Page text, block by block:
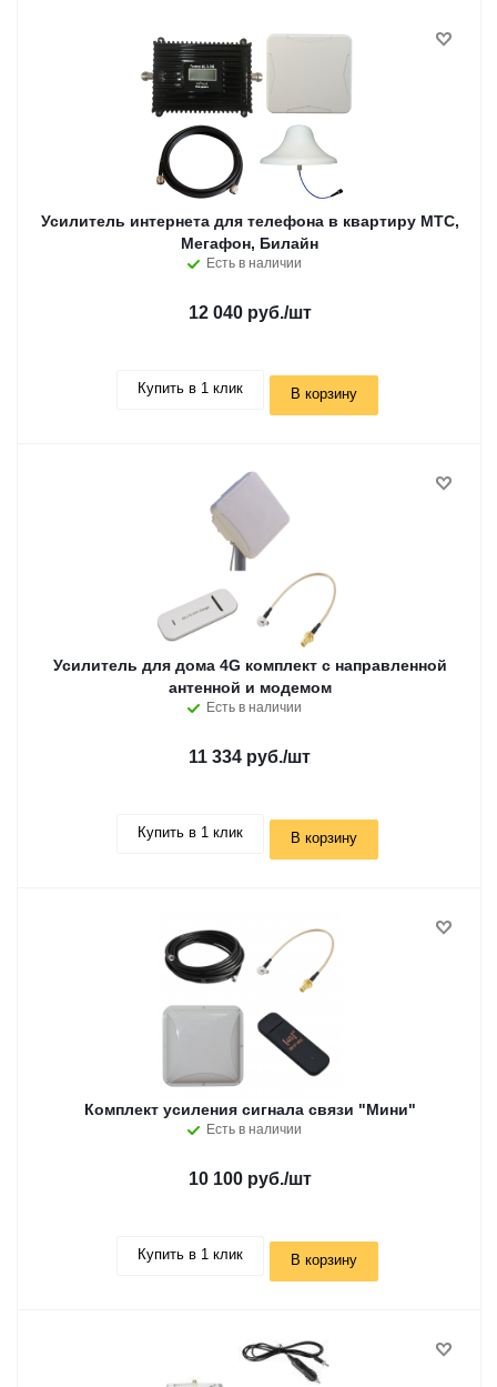
Усилитель интернета для телефона в квартиру МТС,
Мегафон, Билайн
Есть в наличии
12 040 руб./шт
Купить в 1 клик В корзину
Усилитель для дома 4G комплект с направленной
антенной и модемом
Есть в наличии
11 334 руб./шт
Купить в 1 клик В корзину
Комплект усиления сигнала связи "Мини"
Есть в наличии
10 100 руб./шт
Купить в 1 клик В корзину